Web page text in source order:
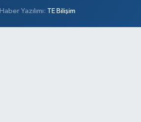
Haber Yazılımı: TE Bilişim